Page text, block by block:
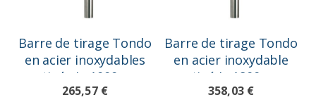
Barre de tirage Tondo
en acier inoxydables
satinée L=1000mm
265,57 €
Barre de tirage Tondo
en acier inoxydable
satiné L=1800mm
358,03 €